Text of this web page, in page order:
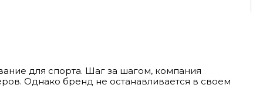
для спорта. Шаг за шагом, компания
Однако бренд не останавливается в своем